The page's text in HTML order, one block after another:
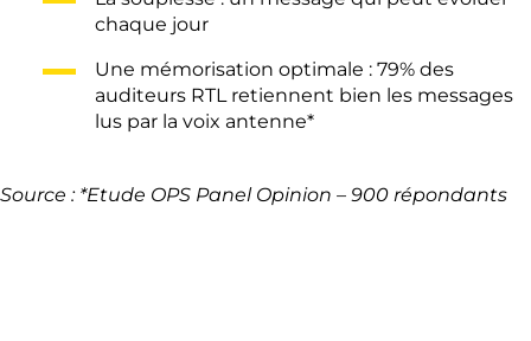
chaque jour
Une mémorisation optimale : 79% des
auditeurs RTL retiennent bien les messages
lus par la voix antenne*
Source : *Etude OPS Panel Opinion – 900 répondants